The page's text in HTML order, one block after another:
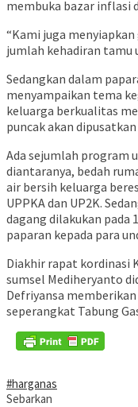
membuka bazar inflasi
“Kami juga
jumlah kehadiran tamu
Sedangkan dalam
menyampaikan tema
keluarga berkualitas
puncak akan
Ada sejumlah program
diantaranya, bedah
air bersih keluarga
UPPKA dan UP2K.
dagang dilakukan pada
paparan kepada para
Diakhir rapat kordinasi
sumsel Mediheryanto
Defriyansa
seperangkat Tabung
#harganas
Sebarkan